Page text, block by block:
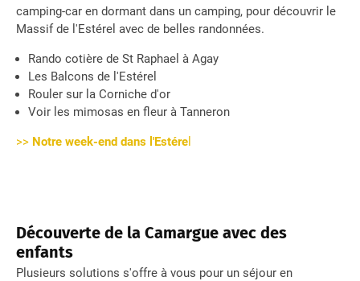
camping-car en dormant dans un camping, pour découvrir le
Massif de l'Estérel avec de belles randonnées.
Rando cotière de St Raphael à Agay
Les Balcons de l'Estérel
Rouler sur la Corniche d'or
Voir les mimosas en fleur à Tanneron
>> Notre week-end dans l'Estére
Découverte de la Camargue avec des
enfants
Plusieurs solutions s'offre à vous pour un séjour en